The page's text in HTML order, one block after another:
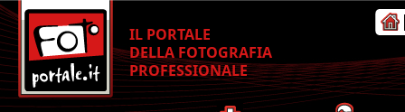
IL PORTALE
DELLA FOTOGRAFIA
PROFESSIONALE